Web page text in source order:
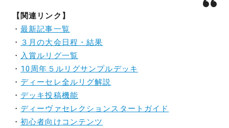
【関連リンク】
・最新記事一覧
・ ３月の大会日程・結果
・ 入賞ルリグ一覧
・ 10周年５ルリグサンプルデッキ
・ ディーセレ全ルリグ解説
・ デッキ投稿機能
・ ディーヴァセレクションスタートガイド
・初心者向けコンテンツ